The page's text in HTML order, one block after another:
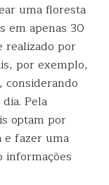
uma floresta
em apenas 30
realizado por
por exemplo,
considerando
Pela
optam por
e fazer uma
informações